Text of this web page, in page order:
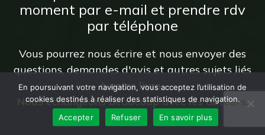
moment par e-mail et prendre rdv
par téléphone
Vous pourrez nous écrire et nous envoyer des
questions, demandes d'avis et autres sujets liés
à votre livre.
Nous échangeons beaucoup avec les auteurs.
En poursuivant votre navigation, vous acceptez l’utilisation de
cookies destinés à réaliser des statistiques de navigation.
Accepter
Refuser En savoir plus